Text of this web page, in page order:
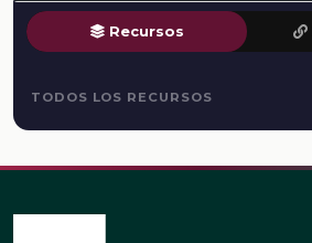
Recursos
TODOS LOS RECURSOS